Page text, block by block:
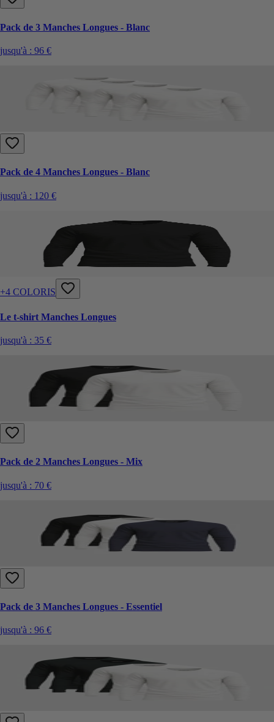
Pack de 3 Manches Longues - Blanc
jusqu'à : 96 €
Pack de 4 Manches Longues - Blanc
jusqu'à : 120 €
+4 COLORIS
Le t-shirt Manches Longues
jusqu'à : 35 €
Pack de 2 Manches Longues - Mix
jusqu'à : 70 €
Pack de 3 Manches Longues - Essentiel
jusqu'à : 96 €